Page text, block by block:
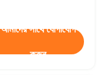
আমাদের সাথে যোগাযোগ
করুন